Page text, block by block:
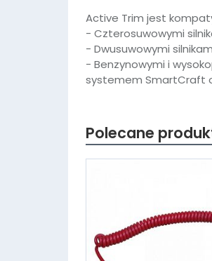
Active Trim jest
- Czterosuwowymi
- Dwusuwowymi
- Benzynowymi i
systemem SmartCraft
Polecane